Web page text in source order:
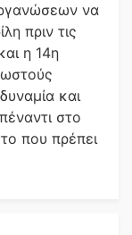
να
πριν τις
η 14η
και
στο
που πρέπει